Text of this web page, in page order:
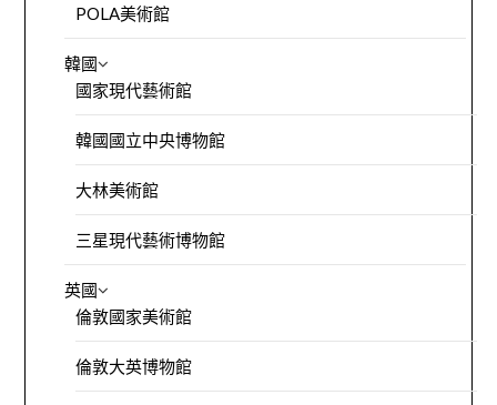
POLA美術館
韓國
國家現代藝術館
韓國國立中央博物館
大林美術館
三星現代藝術博物館
英國
倫敦國家美術館
倫敦大英博物館